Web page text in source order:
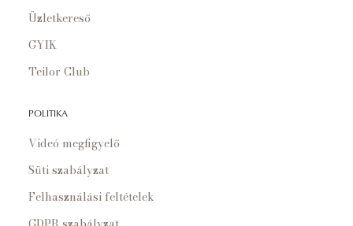
Üzletkereső
GYIK
Teilor Club
POLITIKA
Videó megfigyelő
Süti szabályzat
Felhasználási feltételek